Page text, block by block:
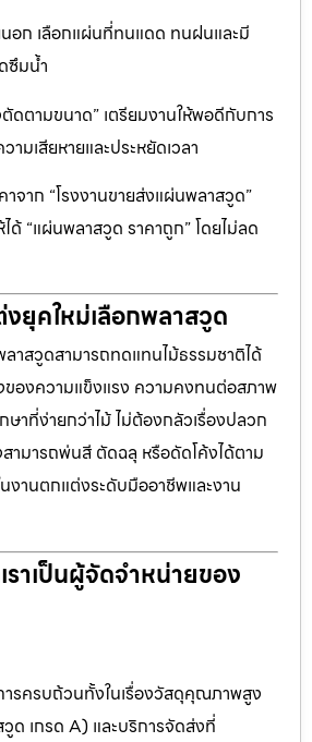
นอก เลือกแผ่นที่ทนแดด ทนฝนและมี
ซึมน้ำ
ตัดตามขนาด” เตรียมงานให้พอดีกับการ
มเสียหายและประหยัดเวลา
าจาก “โรงงานขายส่งแผ่นพลาสวูด”
ได้ “แผ่นพลาสวูด ราคาถูก” โดยไม่ลด
ยุคใหม่เลือกพลาสวูด
ลาสวูดสามารถทดแทนไม้ธรรมชาติได้
ของความแข็งแรง ความคงทนต่อสภาพ
ษาที่ง่ายกว่าไม้ ไม่ต้องกลัวเรื่องปลวก
ามารถพ่นสี ตัดฉลุ หรือดัดโค้งได้ตาม
งานตกแต่งระดับมืออาชีพและงาน
ราเป็นผู้จัดจำหน่ายของ
ารครบถ้วนทั้งในเรื่องวัสดุคุณภาพสูง
ด เกรด A) และบริการจัดส่งที่